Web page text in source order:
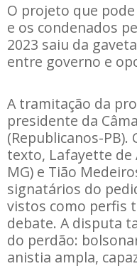
O projeto que
e os condenados
2023 saiu da
entre governo e
A tramitação da
presidente da
(Republicanos-
texto, Lafayette de
MG) e Tião
signatários do
vistos como perfis
debate. A disputa
do perdão:
anistia ampla,